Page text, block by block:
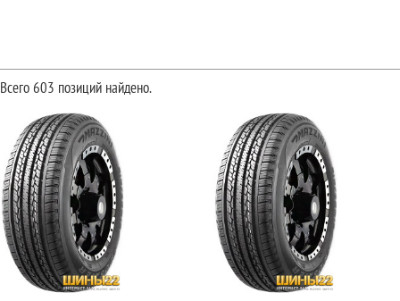
Всего 603 позиций найдено.